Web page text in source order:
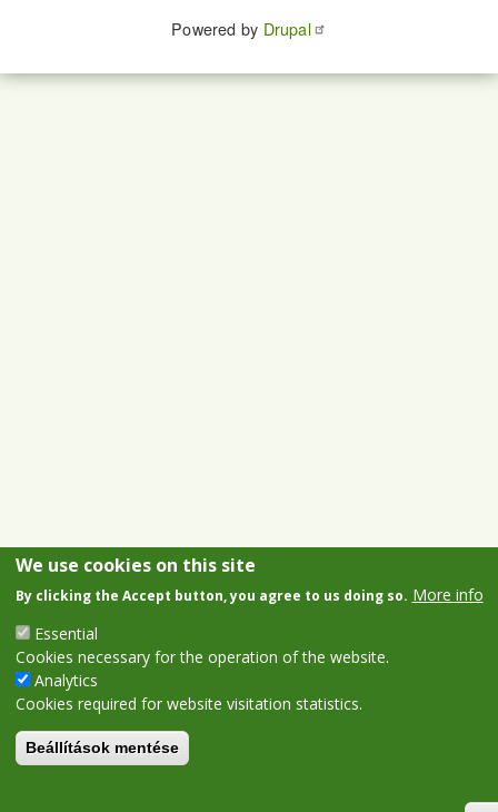
Powered by Drupal
We use cookies on this site
By clicking the Accept button, you agree to us doing so. More info
Essential
Cookies necessary for the operation of the website.
Analytics
Cookies required for website visitation statistics.
Beállítások mentése